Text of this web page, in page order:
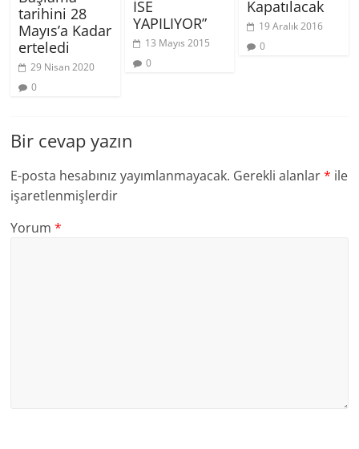
tarihini 28
Mayıs’a Kadar
erteledi
29 Nisan 2020
0
İSE
YAPILIYOR”
13 Mayıs 2015
0
Kapatılacak
19 Aralık 2016
0
Bir cevap yazın
E-posta hesabınız yayımlanmayacak. Gerekli alanlar* ile
işaretlenmişlerdir
Yorum*